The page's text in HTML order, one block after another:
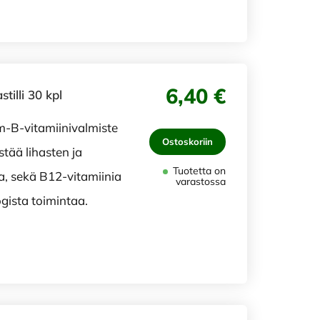
30 kpl
B-vitamiinivalmiste
lihasten ja
sekä B12-vitamiinia
toimintaa.
6,40 €
Ostoskoriin
Tuotetta on
varastossa